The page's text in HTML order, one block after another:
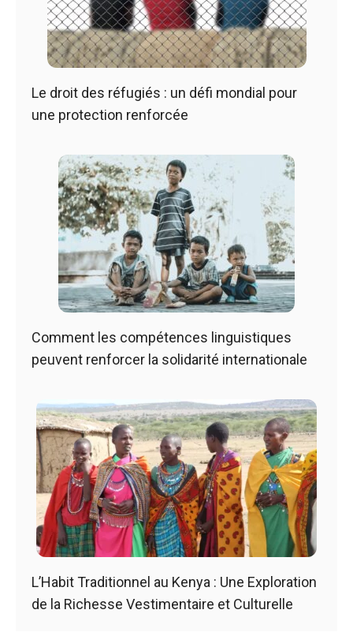
Le droit des réfugiés : un défi mondial pour
une protection renforcée
Comment les compétences linguistiques
peuvent renforcer la solidarité internationale
L’Habit Traditionnel au Kenya : Une Exploration
de la Richesse Vestimentaire et Culturelle